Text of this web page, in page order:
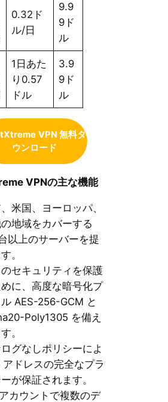
0.32ド
ル/日
9.9
9ド
ル
1日あた
り0.57
ドル
3.9
9ド
ル
VPN 無料ダ
ウンロード
VPNの主な機能
米国、ヨーロッパ、
地域をカバーする
以上のサーバーを提
。
セキュリティを保護
に、高度な暗号化プ
ル AES-256-GCM と
Poly1305 を備え
。
グなしポリシーによ
アドレスの完全なプラ
が保証されます。
カウントで複数のデ